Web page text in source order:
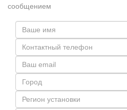
сообщением